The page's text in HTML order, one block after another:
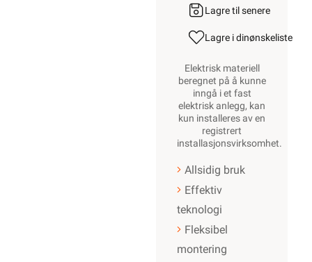
Lagre til senere
Lagre i dinønskeliste
Elektrisk materiell
beregnet på å kunne
inngå i et fast
elektrisk anlegg, kan
kun installeres av en
registrert
installasjonsvirksomhet.
Allsidig bruk
Effektiv
teknologi
Fleksibel
montering